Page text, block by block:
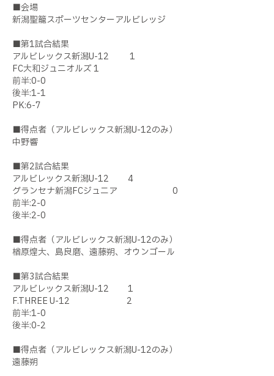
■会場
新潟聖籠スポーツセンターアルビレッジ
■第1試合結果
アルビレックス新潟U-12 1
FC大和ジュニオルズ 1
前半:0-0
後半:1-1
PK:6-7
■得点者（アルビレックス新潟U-12のみ）
中野響
■第2試合結果
アルビレックス新潟U-12 4
グランセナ新潟FCジュニア 0
前半:2-0
後半:2-0
■得点者（アルビレックス新潟U-12のみ）
楢原煌大、島良磨、遠藤朔、オウンゴール
■第3試合結果
アルビレックス新潟U-12 1
F.THREE U-12 2
前半:1-0
後半:0-2
■得点者（アルビレックス新潟U-12のみ）
遠藤朔